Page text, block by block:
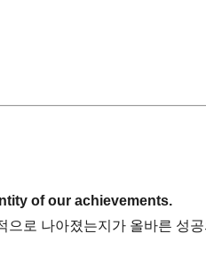
of our achievements.
로 나아졌는지가 올바른 성공